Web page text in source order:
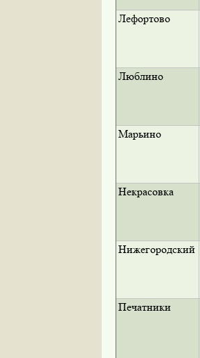
Лефортово
Люблино
Марьино
Некрасовка
Нижегородский
Печатники